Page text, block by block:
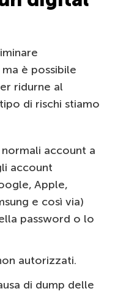
è possibile
ridurne al
di rischi stiamo
account a
account
Apple,
e così via)
password o lo
autorizzati.
di dump delle